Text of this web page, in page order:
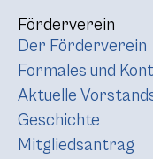
Förderverein
Der Förderverein
Formales und
Aktuelle
Geschichte
Mitgliedsantrag